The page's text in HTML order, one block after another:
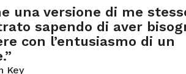
una versione di me
sapendo di aver
con l’entusiasmo di un
Key